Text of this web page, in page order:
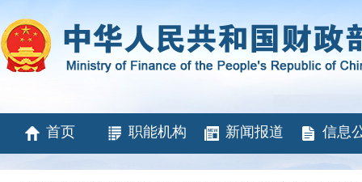
首页 职能机构 新闻报道 信息